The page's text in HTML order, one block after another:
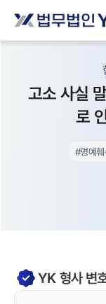
고소 사실
로
#명예
YK형사변